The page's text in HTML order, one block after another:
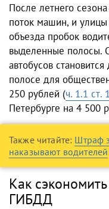
После летнего
поток машин, и
объезда пробок
выделенные полосы.
автобусов
полосе для
250 рублей (ч. 1.1 ст.
Петербурге на 4 500
Также читайте: Штраф
наказывают водителей
Как
ГИБДД